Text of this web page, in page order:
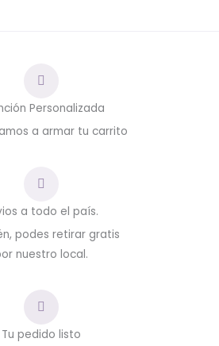
Personalizada
a armar tu carrito
a todo el país.
podes retirar gratis
nuestro local.
Tu pedido listo